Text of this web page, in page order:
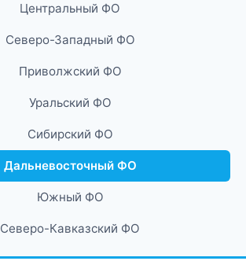
Центральный ФО
Северо-Западный ФО
Приволжский ФО
Уральский ФО
Сибирский ФО
Дальневосточный ФО
Южный ФО
Северо-Кавказский ФО